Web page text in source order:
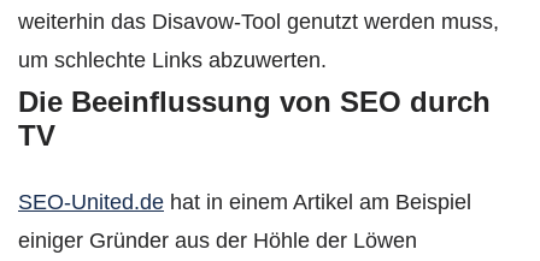
weiterhin das Disavow-Tool genutzt werden muss,
um schlechte Links abzuwerten.
Die Beeinflussung von SEO durch
TV
SEO-United.de hat in einem Artikel am Beispiel
einiger Gründer aus der Höhle der Löwen